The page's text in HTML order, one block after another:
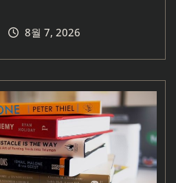
8월 7, 2026